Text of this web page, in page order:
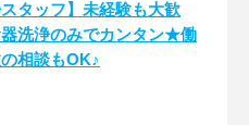
スタッフ】未経験も大歓
洗浄のみでカンタン★働
の相談もOK♪